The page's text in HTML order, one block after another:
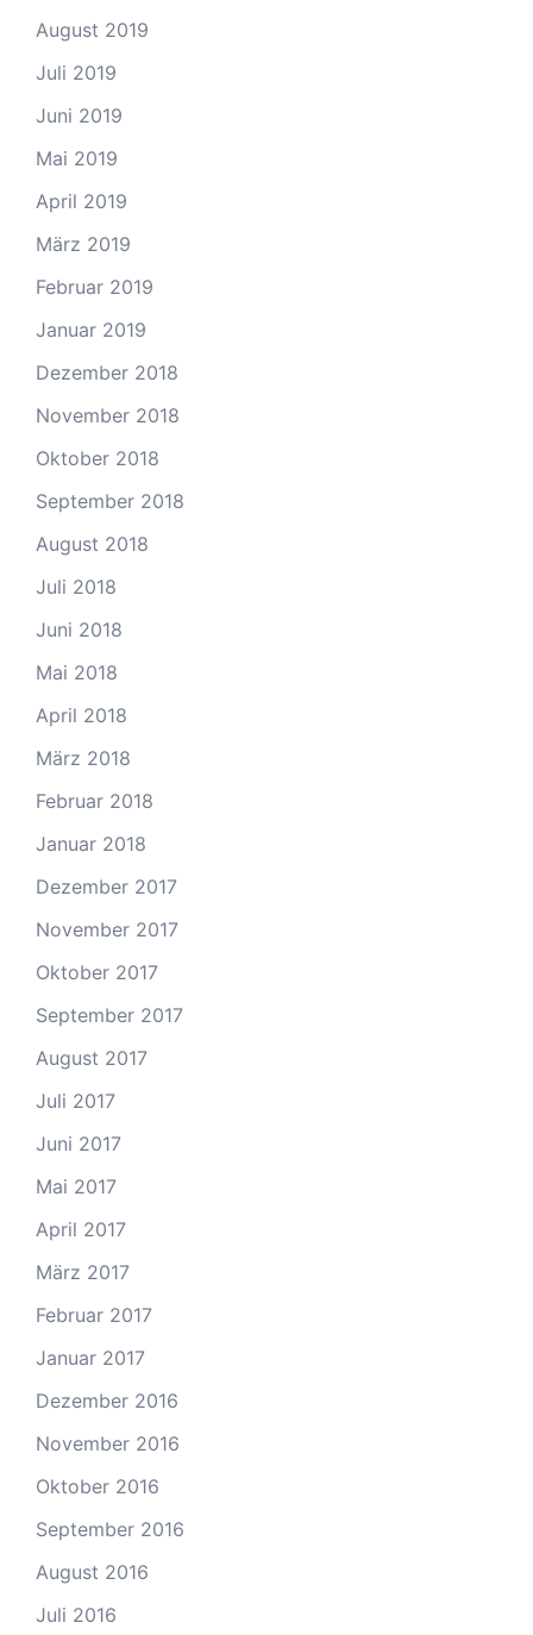
August 2019
Juli 2019
Juni 2019
Mai 2019
April 2019
März 2019
Februar 2019
Januar 2019
Dezember 2018
November 2018
Oktober 2018
September 2018
August 2018
Juli 2018
Juni 2018
Mai 2018
April 2018
März 2018
Februar 2018
Januar 2018
Dezember 2017
November 2017
Oktober 2017
September 2017
August 2017
Juli 2017
Juni 2017
Mai 2017
April 2017
März 2017
Februar 2017
Januar 2017
Dezember 2016
November 2016
Oktober 2016
September 2016
August 2016
Juli 2016